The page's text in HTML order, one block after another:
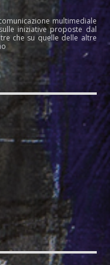
multimediale
iniziative proposte dal
che su quelle delle altre